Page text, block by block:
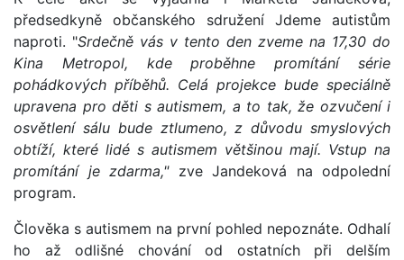
předsedkyně občanského sdružení Jdeme autistům
naproti. "Srdečně vás v tento den zveme na 17,30 do
Kina Metropol, kde proběhne promítání série
pohádkových příběhů. Celá projekce bude speciálně
upravena pro děti s autismem, a to tak, že ozvučení i
osvětlení sálu bude ztlumeno, z důvodu smyslových
obtíží, které lidé s autismem většinou mají. Vstup na
promítání je zdarma," zve Jandeková na odpolední
program.
Člověka s autismem na první pohled nepoznáte. Odhalí
ho až odlišné chování od ostatních při delším